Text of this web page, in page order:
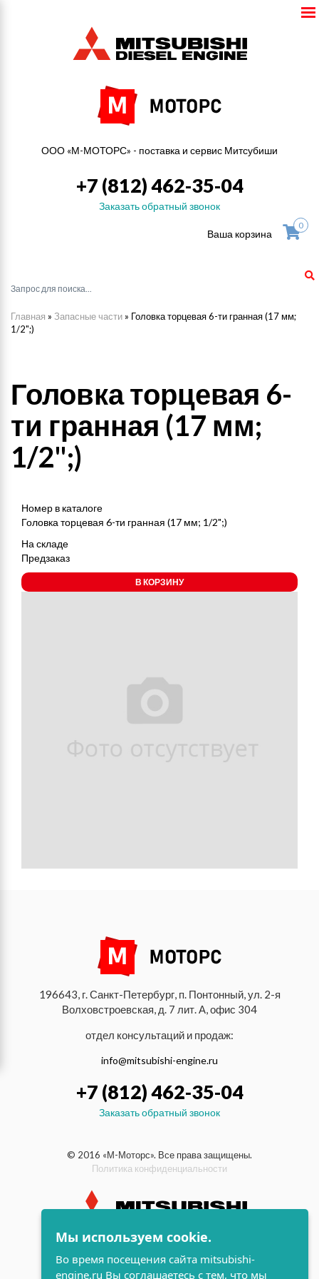
ООО «М-МОТОРС» - поставка и сервис Митсубиши
+7 (812) 462-35-04
Заказать обратный звонок
Ваша корзина
0
Главная » Запасные части » Головка торцевая 6-ти гранная (17 мм;
1/2";)
Головка торцевая 6-
ти гранная (17 мм;
1/2";)
Номер в каталоге
Головка торцевая 6-ти гранная (17 мм; 1/2";)
На складе
Предзаказ
В КОРЗИНУ
196643, г. Санкт-Петербург, п. Понтонный, ул. 2-я
Волховстроевская, д. 7 лит. А, офис 304
отдел консультаций и продаж:
info@mitsubishi-engine.ru
+7 (812) 462-35-04
Заказать обратный звонок
© 2016 «М-Моторс». Все права защищены.
Политика конфиденциальности
индустриальные и морские
дизельные двигатели Mitsubishi
Мы используем cookie.
Во время посещения сайта mitsubishi-
engine.ru Вы соглашаетесь с тем, что мы